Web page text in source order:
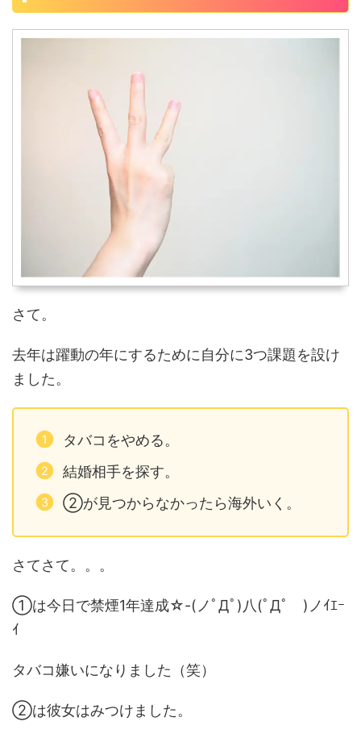
さて。
去年は躍動の年にするために自分に3つ課題を設け
ました。
タバコをやめる。
結婚相手を探す。
②が見つからなかったら海外いく。
さてさて。。。
①は今日で禁煙1年達成☆-(ノﾟДﾟ)八(ﾟДﾟ )ノｲｴｰ
ｲ
タバコ嫌いになりました（笑）
②は彼女はみつけました。